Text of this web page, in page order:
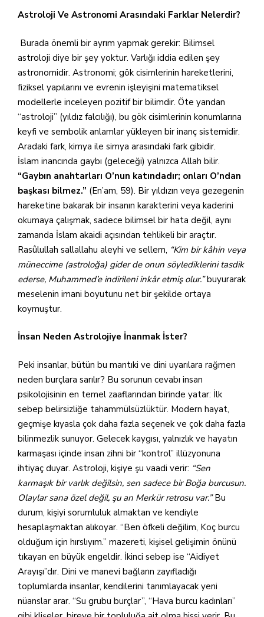
Astroloji Ve Astronomi Arasındaki Farklar Nelerdir?
Burada önemli bir ayrım yapmak gerekir: Bilimsel
astroloji diye bir şey yoktur. Varlığı iddia edilen şey
astronomidir. Astronomi; gök cisimlerinin hareketlerini,
fiziksel yapılarını ve evrenin işleyişini matematiksel
modellerle inceleyen pozitif bir bilimdir. Öte yandan
“astroloji” (yıldız falcılığı), bu gök cisimlerinin konumlarına
keyfi ve sembolik anlamlar yükleyen bir inanç sistemidir.
Aradaki fark, kimya ile simya arasındaki fark gibidir.
İslam inancında gaybı (geleceği) yalnızca Allah bilir.
“Gaybın anahtarları O’nun katındadır; onları O’ndan
başkası bilmez.” (En’am, 59). Bir yıldızın veya gezegenin
hareketine bakarak bir insanın karakterini veya kaderini
okumaya çalışmak, sadece bilimsel bir hata değil, aynı
zamanda İslam akaidi açısından tehlikeli bir araçtır.
Rasûlullah sallallahu aleyhi ve sellem, “Kim bir kâhin veya
müneccime (astroloğa) gider de onun söylediklerini tasdik
ederse, Muhammed’e indirileni inkâr etmiş olur.”buyurarak
meselenin imani boyutunu net bir şekilde ortaya
koymuştur.
İnsan Neden Astrolojiye İnanmak İster?
Peki insanlar, bütün bu mantıki ve dini uyarılara rağmen
neden burçlara sarılır? Bu sorunun cevabı insan
psikolojisinin en temel zaaflarından birinde yatar: İlk
sebep belirsizliğe tahammülsüzlüktür. Modern hayat,
geçmişe kıyasla çok daha fazla seçenek ve çok daha fazla
bilinmezlik sunuyor. Gelecek kaygısı, yalnızlık ve hayatın
karmaşası içinde insan zihni bir “kontrol” illüzyonuna
ihtiyaç duyar. Astroloji, kişiye şu vaadi verir: “Sen
karmaşık bir varlık değilsin, sen sadece bir Boğa burcusun.
Olaylar sana özel değil, şu an Merkür retrosu var.”Bu
durum, kişiyi sorumluluk almaktan ve kendiyle
hesaplaşmaktan alıkoyar. “Ben öfkeli değilim, Koç burcu
olduğum için hırslıyım.” mazereti, kişisel gelişimin önünü
tıkayan en büyük engeldir. İkinci sebep ise “Aidiyet
Arayışı”dır. Dini ve manevi bağların zayıfladığı
toplumlarda insanlar, kendilerini tanımlayacak yeni
nüanslar arar. “Su grubu burçlar”, “Hava burcu kadınları”